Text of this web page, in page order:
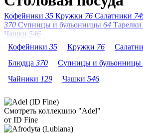
Кофейники 35 Кружки 76 Салатники
370 Супницы и бульонницы 64 Тарелки
Чашки 546
Кофейники 35 Кружки 76
Блюдца 370 Супницы и бульонницы
Чайники 129 Чашки 546
Смотреть коллекцию "Adel"
от ID Fine